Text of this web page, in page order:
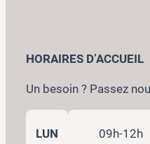
HORAIRES D’ACCUEIL
Un besoin ? Passez
LUN 09h-12h